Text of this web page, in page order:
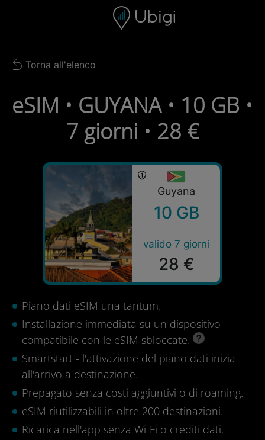
Barra di navigazione
Back to list
Torna all'elenco
eSIM • GUYANA • 10 GB •
7 giorni • 28 €
Guyana
10 GB
valido 7 giorni
28 €
Piano dati eSIM una tantum.
Installazione immediata su un dispositivo
compatibile con le eSIM sbloccate.
Smartstart - l'attivazione del piano dati inizia
all'arrivo a destinazione.
Prepagato senza costi aggiuntivi o di roaming.
eSIM riutilizzabili in oltre 200 destinazioni.
Ricarica nell'app senza Wi-Fi o crediti dati.